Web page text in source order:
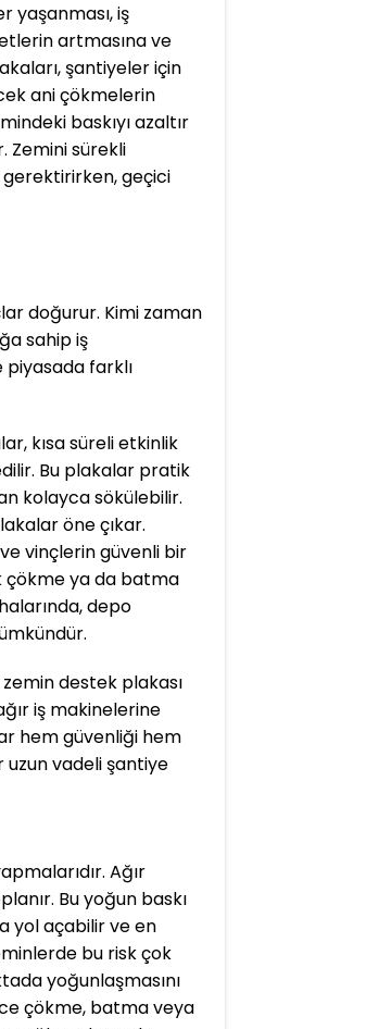
yaşanması, iş
artmasına ve
şantiyeler için
ani çökmelerin
baskıyı azaltır
Zemini sürekli
gerektirirken, geçici
doğurur. Kimi zaman
sahip iş
piyasada farklı
kısa süreli etkinlik
Bu plakalar pratik
kolayca sökülebilir.
öne çıkar.
vinçlerin güvenli bir
çökme ya da batma
depo
destek plakası
iş makinelerine
hem güvenliği hem
uzun vadeli şantiye
Ağır
Bu yoğun baskı
yol açabilir ve en
bu risk çok
yoğunlaşmasını
çökme, batma veya